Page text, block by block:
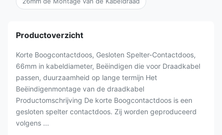
Productoverzicht
Korte Boogcontactdoos, Gesloten Spelter-Contactdoos,
66mm in kabeldiameter, Beëindigen die voor Draadkabel
passen, duurzaamheid op lange termijn Het
Beëindigenmontage van de draadkabel
Productomschrijving De korte Boogcontactdoos is een
gesloten spelter contactdoos. Zij worden geproduceerd
volgens ...